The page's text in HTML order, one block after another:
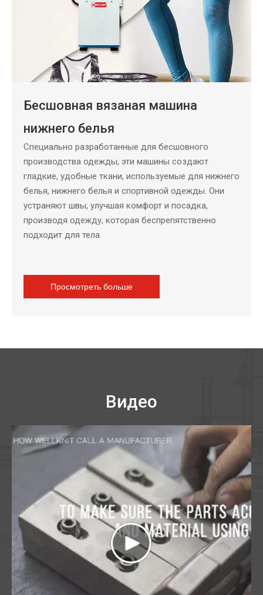
Бесшовная вязаная машина
нижнего белья
Специально разработанные для бесшовного
производства одежды, эти машины создают
гладкие, удобные ткани, используемые для нижнего
белья, нижнего белья и спортивной одежды. Они
устраняют швы, улучшая комфорт и посадка,
производя одежду, которая беспрепятственно
подходит для тела.
Просмотреть больше
Видео